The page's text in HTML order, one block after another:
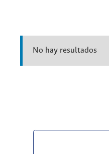
No hay resultados